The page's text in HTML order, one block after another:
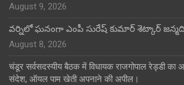
August 9, 2026
వర్నిలో ఘనంగా ఎంపీ సురేష్ కుమార్ శెట్కార్
August 8, 2026
चंडूर सर्वसदस्यीय बैठक में विधायक राजगोपाल रेड्डी का
संदेश, ऑयल पाम खेती अपनाने की अपील।